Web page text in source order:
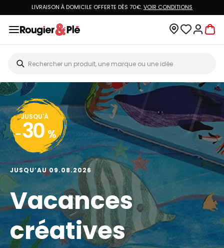
LIVRAISON À DOMICILE OFFERTE DÈS 70€.VOIR CONDITIONS
JUSQU'À
- 30 %
JUSQU’AU 09.08.2026
Vacances
créatives